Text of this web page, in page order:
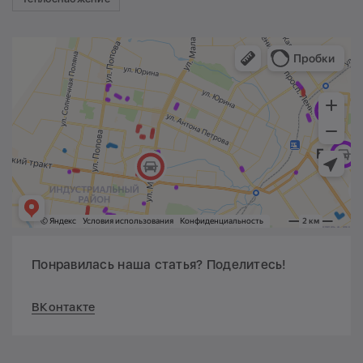
Понравилась наша статья? Поделитесь!
ВКонтакте